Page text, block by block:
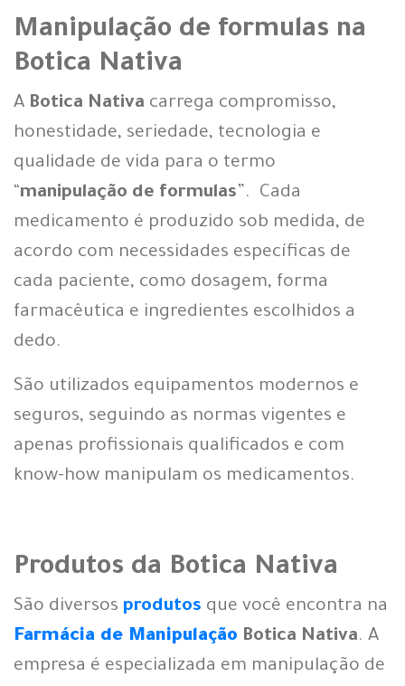
Manipulação de formulas na
Botica Nativa
A Botica Nativa carrega compromisso,
honestidade, seriedade, tecnologia e
qualidade de vida para o termo
“manipulação de formulas”. Cada
medicamento é produzido sob medida, de
acordo com necessidades específicas de
cada paciente, como dosagem, forma
farmacêutica e ingredientes escolhidos a
dedo.
São utilizados equipamentos modernos e
seguros, seguindo as normas vigentes e
apenas profissionais qualificados e com
know-how manipulam os medicamentos.
Produtos da Botica Nativa
São diversos produtos que você encontra na
Farmácia de Manipulação Botica Nativa. A
empresa é especializada em manipulação de